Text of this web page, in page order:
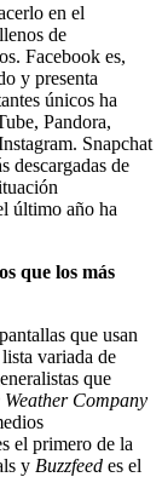
en el
de
Facebook es,
y presenta
únicos ha
Pandora,
Snapchat
descargadas de
último año ha
que los más
que usan
variada de
que
Weather Company
el primero de la
y Buzzfeed es el